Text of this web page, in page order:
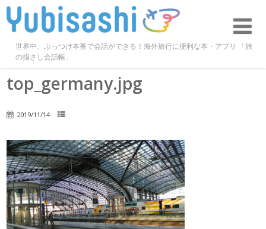
世界中、ぶっつけ本番で会話ができる！海外旅行に便利な本・アプリ 「旅
の指さし会話帳」
top_germany.jpg
2019/11/14